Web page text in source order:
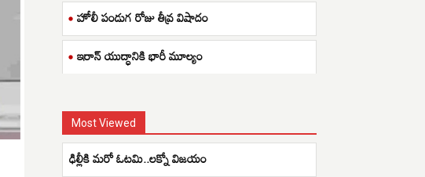
హోలీ పండుగ రోజు తీవ్ర విషాదం
ఇరాన్ యుద్ధానికి భారీ మూల్యం
Most Viewed
ఢిల్లీకి మరో ఓటమి..లక్నో విజయం